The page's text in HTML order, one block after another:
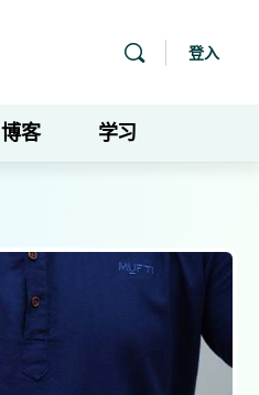
登入
博客 学习